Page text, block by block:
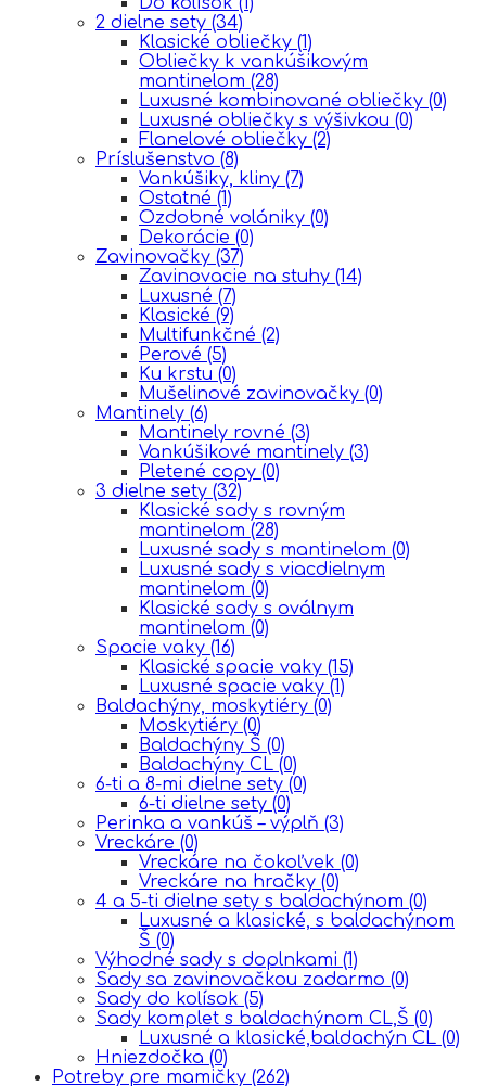
2 dielne sety (34)
Klasické obliečky (1)
Obliečky k vankúšikovým
mantinelom (28)
Luxusné kombinované obliečky (0)
Luxusné obliečky s výšivkou (0)
Flanelové obliečky (2)
Príslušenstvo (8)
Vankúšiky, kliny (7)
Ostatné (1)
Ozdobné volániky (0)
Dekorácie (0)
Zavinovačky (37)
Zavinovacie na stuhy (14)
Luxusné (7)
Klasické (9)
Multifunkčné (2)
Perové (5)
Ku krstu (0)
Mušelinové zavinovačky (0)
Mantinely (6)
Mantinely rovné (3)
Vankúšikové mantinely (3)
Pletené copy (0)
3 dielne sety (32)
Klasické sady s rovným
mantinelom (28)
Luxusné sady s mantinelom (0)
Luxusné sady s viacdielnym
mantinelom (0)
Klasické sady s oválnym
mantinelom (0)
Spacie vaky (16)
Klasické spacie vaky (15)
Luxusné spacie vaky (1)
Baldachýny, moskytiéry (0)
Moskytiéry (0)
Baldachýny Š (0)
Baldachýny CL (0)
6-ti a 8-mi dielne sety (0)
6-ti dielne sety (0)
Perinka a vankúš – výplň (3)
Vreckáre (0)
Vreckáre na čokoľvek (0)
Vreckáre na hračky (0)
4 a 5-ti dielne sety s baldachýnom (0)
Luxusné a klasické, s baldachýnom
Š (0)
Výhodné sady s doplnkami (1)
Sady sa zavinovačkou zadarmo (0)
Sady do kolísok (5)
Sady komplet s baldachýnom CL,Š (0)
Luxusné a klasické,baldachýn CL (0)
Hniezdočka (0)
Potreby pre mamičky (262)